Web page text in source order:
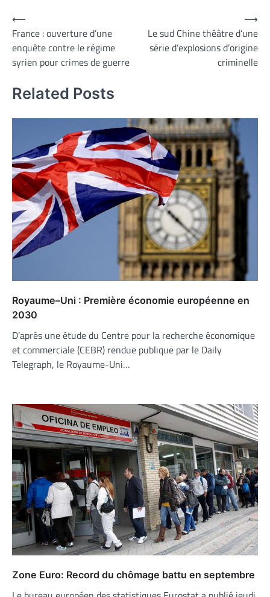
Navigation
de
l’article
⟵
France : ouverture d’une
enquête contre le régime
syrien pour crimes de guerre
Le sud Chine théâtre d’une
série d’explosions d’origine
criminelle
⟶
Related Posts
Royaume–Uni : Première économie européenne en
2030
D’après une étude du Centre pour la recherche économique
et commerciale (CEBR) rendue publique par le Daily
Telegraph, le Royaume-Uni…
Zone Euro: Record du chômage battu en septembre